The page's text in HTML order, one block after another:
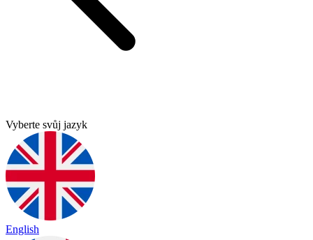
Vyberte svůj jazyk
English